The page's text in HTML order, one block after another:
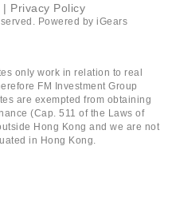
| Privacy Policy
Powered by iGears
only work in relation to real
FM Investment Group
are exempted from obtaining
(Cap. 511 of the Laws of
Hong Kong and we are not
in Hong Kong.